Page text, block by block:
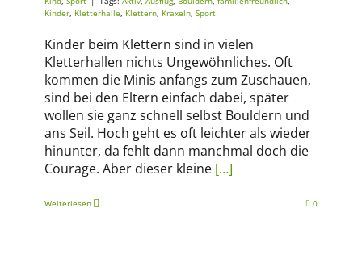
Kinder, Kletterhalle, Klettern, Kraxeln, Sport
Kinder beim Klettern sind in vielen
Kletterhallen nichts Ungewöhnliches. Oft
kommen die Minis anfangs zum Zuschauen,
sind bei den Eltern einfach dabei, später
wollen sie ganz schnell selbst Bouldern und
ans Seil. Hoch geht es oft leichter als wieder
hinunter, da fehlt dann manchmal doch die
Courage. Aber dieser kleine […]
Weiterlesen 0